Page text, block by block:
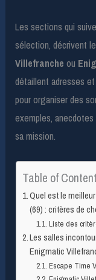
Les sections qui
sélection, décrivent
Villefranche ou
détaillent adresses
pour organiser des
exemples,
sa mission.
Table of
Quel est le
(69) : critères de
Liste des
Les salles
Enigmatic
Escape Time